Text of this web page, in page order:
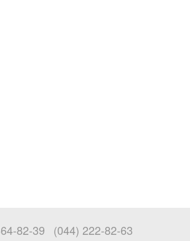
82-39 (044) 222-82-63